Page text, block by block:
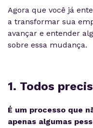
Agora que você já
a transformar sua
avançar e entender
sobre essa mudança.
1. Todos
É um processo que
apenas algumas